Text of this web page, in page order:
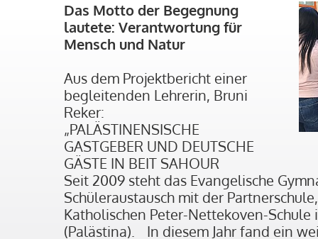
Das Motto der Begegnung
lautete: Verantwortung für
Mensch und Natur
Aus dem Projektbericht einer
begleitenden Lehrerin, Bruni
Reker:
„PALÄSTINENSISCHE
GASTGEBER UND DEUTSCHE
GÄSTE IN BEIT SAHOUR
Seit 2009 steht das Evangelische
Schüleraustausch mit der
Katholischen Peter-Nettekoven-Schule
(Palästina). In diesem Jahr fand ein